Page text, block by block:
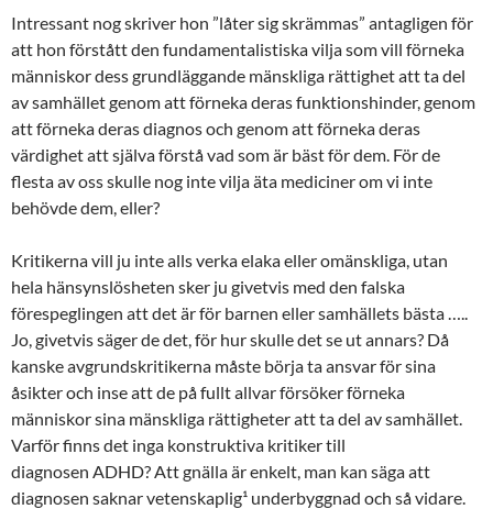
Intressant nog skriver hon ”låter sig skrämmas” antagligen för
att hon förstått den fundamentalistiska vilja som vill förneka
människor dess grundläggande mänskliga rättighet att ta del
av samhället genom att förneka deras funktionshinder, genom
att förneka deras diagnos och genom att förneka deras
värdighet att själva förstå vad som är bäst för dem. För de
flesta av oss skulle nog inte vilja äta mediciner om vi inte
behövde dem, eller?
Kritikerna vill ju inte alls verka elaka eller omänskliga, utan
hela hänsynslösheten sker ju givetvis med den falska
förespeglingen att det är för barnen eller samhällets bästa …..
Jo, givetvis säger de det, för hur skulle det se ut annars? Då
kanske avgrundskritikerna måste börja ta ansvar för sina
åsikter och inse att de på fullt allvar försöker förneka
människor sina mänskliga rättigheter att ta del av samhället.
Varför finns det inga konstruktiva kritiker till
diagnosen ADHD? Att gnälla är enkelt, man kan säga att
diagnosen saknar vetenskaplig¹ underbyggnad och så vidare.